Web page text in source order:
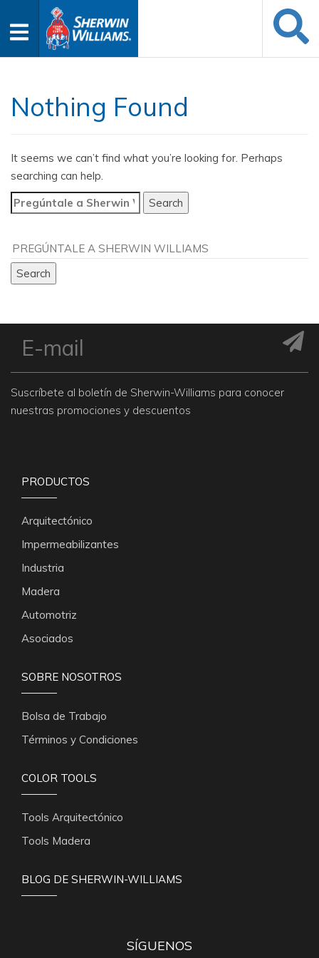
Nothing Found
It seems we can’t find what you’re looking for. Perhaps
searching can help.
Search
for:
Suscríbete al boletín de Sherwin-Williams para conocer
nuestras promociones y descuentos
PRODUCTOS
Arquitectónico
Impermeabilizantes
Industria
Madera
Automotriz
Asociados
SOBRE NOSOTROS
Bolsa de Trabajo
Términos y Condiciones
COLOR TOOLS
Tools Arquitectónico
Tools Madera
BLOG DE SHERWIN-WILLIAMS
SÍGUENOS